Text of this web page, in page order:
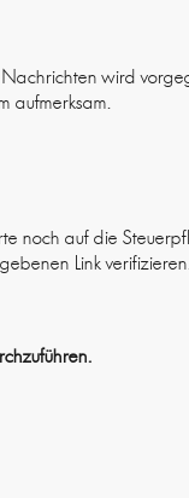
Nachrichten wird
aufmerksam.
noch auf die
Link